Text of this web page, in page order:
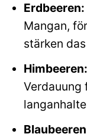
Erdbeeren:
Mangan,
stärken
Himbeeren:
Verdauung